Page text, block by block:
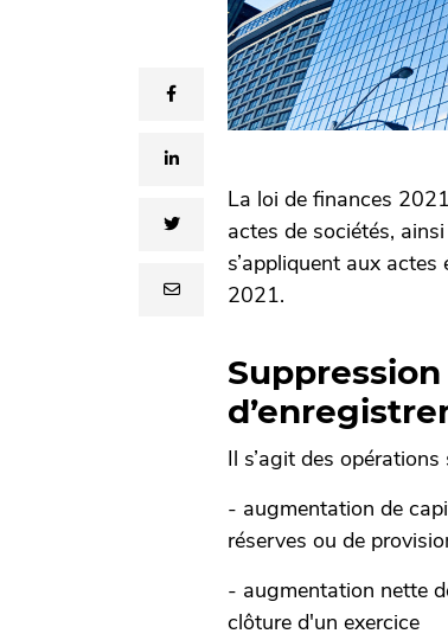
facebook
linkedin
twitter
email
La loi de finances
actes de sociétés,
s’appliquent aux
2021.
Il s’agit des opérations
- augmentation de
réserves ou de
- augmentation nette
clôture d'un exercice